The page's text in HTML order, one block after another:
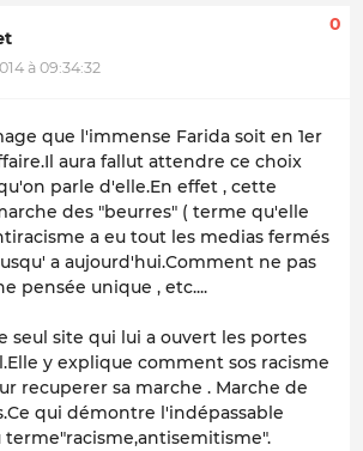
à 09:34:32
0
que l'immense Farida soit en 1er
aura fallut attendre ce choix
parle d'elle.En effet , cette
des "beurres" ( terme qu'elle
a eu tout les medias fermés
a aujourd'hui.Comment ne pas
pensée unique , etc....
seul site qui lui a ouvert les portes
y explique comment sos racisme
recuperer sa marche . Marche de
qui démontre l'indépassable